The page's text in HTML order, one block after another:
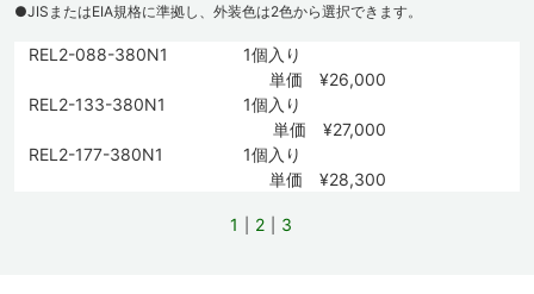
●JISまたはEIA規格に準拠し、外装色は2色から選択できます。
REL2-088-380N1
1個入り
単価 ¥26,000
REL2-133-380N1
1個入り
単価 ¥27,000
REL2-177-380N1
1個入り
単価 ¥28,300
1 2 3